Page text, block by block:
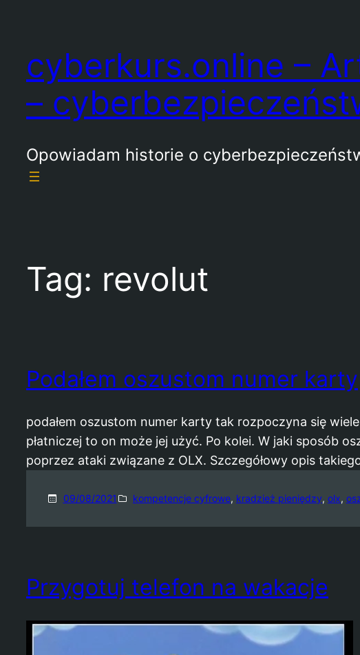
cyberkurs.online –
–
Opowiadam historie o
Tag: revolut
Podałem oszustom numer karty
podałem oszustom numer karty tak rozpoczyna się
płatniczej to on może jej użyć. Po kolei. W jaki sposób
poprzez ataki związane z OLX. Szczegółowy opis
09/08/2021 kompetencje cyfrowe, kradzież pieniędzy, olx,
Przygotuj telefon na wakacje